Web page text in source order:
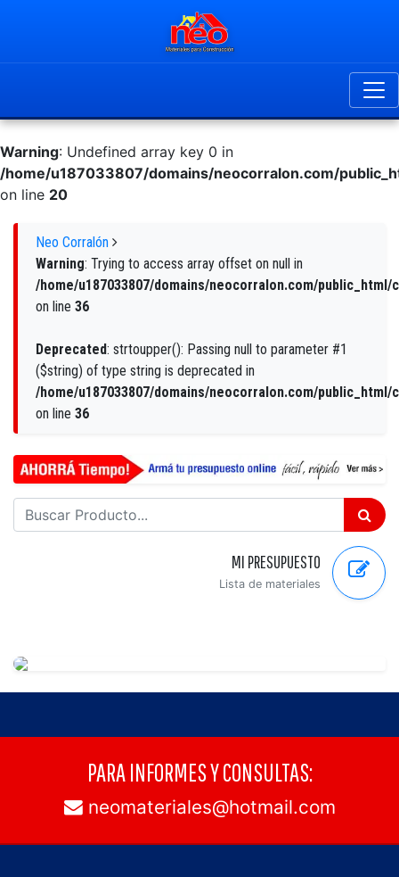
Warning: Undefined array key 0 in
/home/u187033807/domains/neocorralon.com/
on line 20
Neo Corralón
Warning: Trying to access array offset on null in
/home/u187033807/domains/neocorralon.com/public_html/
on line 36
Deprecated: strtoupper(): Passing null to parameter #1
($string) of type string is deprecated in
/home/u187033807/domains/neocorralon.com/public_html/
on line 36
MI PRESUPUESTO
Lista de materiales
PARA INFORMES Y CONSULTAS:
neomateriales@hotmail.com